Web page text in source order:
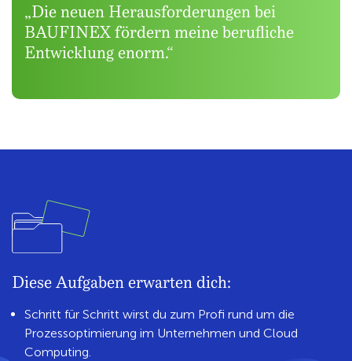
„Die neuen Herausforderungen bei
BAUFINEX fördern meine berufliche
Entwicklung enorm.“
Diese Aufgaben erwarten dich:
Schritt für Schritt wirst du zum Profi rund um die
Prozessoptimierung im Unternehmen und Cloud
Computing.